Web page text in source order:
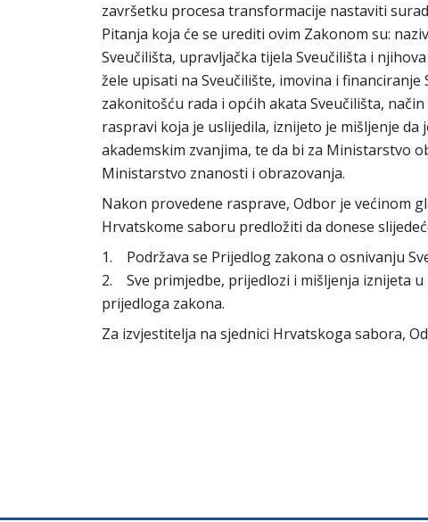
završetku procesa transformacije nastaviti
Pitanja koja će se urediti ovim Zakonom su:
Sveučilišta, upravljačka tijela Sveučilišta i
žele upisati na Sveučilište, imovina i
zakonitošću rada i općih akata Sveučilišta,
raspravi koja je uslijedila, iznijeto je mišljenje
akademskim zvanjima, te da bi za Ministarstvo
Ministarstvo znanosti i obrazovanja.
Nakon provedene rasprave, Odbor je većinom
Hrvatskome saboru predložiti da donese
1. Podržava se Prijedlog zakona o osnivanju
2. Sve primjedbe, prijedlozi i mišljenja iznijeta
prijedloga zakona.
Za izvjestitelja na sjednici Hrvatskoga sabora,